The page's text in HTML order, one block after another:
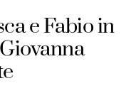
e Fabio in